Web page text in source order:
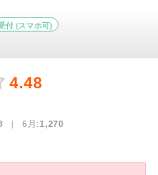
付 (スマホ可)
4.48
| 6月:1,270